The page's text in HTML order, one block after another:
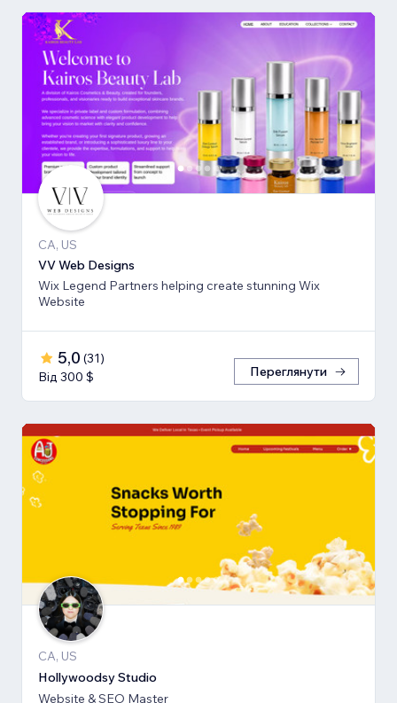
CA, US
VV Web Designs
Wix Legend Partners helping create stunning Wix
Website
5,0 (31)
Від 300 $
Переглянути
CA, US
Hollywoodsy Studio
Website & SEO Master